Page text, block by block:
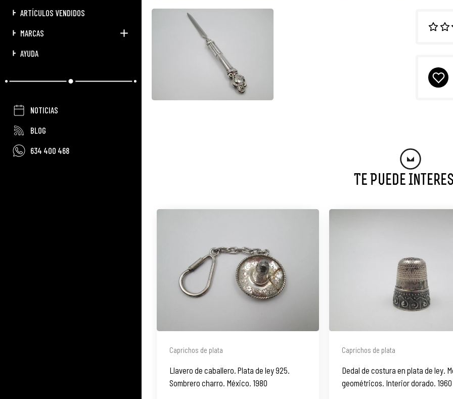
ARTÍCULOS VENDIDOS
MARCAS
AYUDA
NOTICIAS
BLOG
634 400 468
Te Puede
Caprichos de plata
Llavero de caballero. Plata de ley 925.
Sombrero charro. México. 1980
Caprichos de plata
Dedal de costura en plata de ley.
geométricos. Interior dorado. 1960